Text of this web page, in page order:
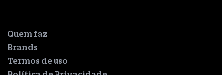
Quem faz
Brands
Termos de uso